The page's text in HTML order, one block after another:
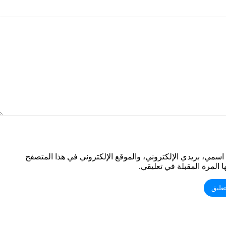
بريدي الإلكتروني، والموقع الإلكتروني في هذا المتصفح
المرة المقبلة في تعليقي.